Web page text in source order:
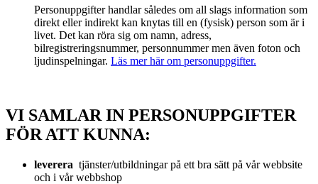
Personuppgifter handlar således om all slags information som
direkt eller indirekt kan knytas till en (fysisk) person som är i
livet. Det kan röra sig om namn, adress,
bilregistreringsnummer, personnummer men även foton och
ljudinspelningar. Läs mer här om personuppgifter.
VI SAMLAR IN PERSONUPPGIFTER
FÖR ATT KUNNA:
leverera tjänster/utbildningar på ett bra sätt på vår webbsite
och i vår webbshop